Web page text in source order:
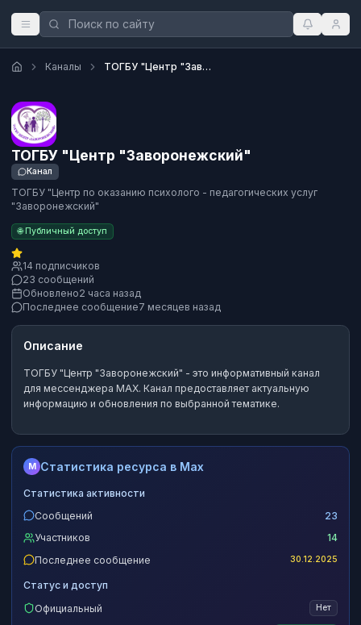
Каналы ТОГБУ "Центр "Заворонежский"
ТОГБУ "Центр "Заворонежский"
Канал
ТОГБУ "Центр по оказанию психолого - педагогических услуг
"Заворонежский"
🌐 Публичный доступ
14 подписчиков
23 сообщений
Обновлено2 часа назад
Последнее сообщение7 месяцев назад
Описание
ТОГБУ "Центр "Заворонежский" - это информативный канал
для мессенджера MAX. Канал предоставляет актуальную
информацию и обновления по выбранной тематике.
M Статистика ресурса в Max
Статистика активности
Сообщений
23
Участников
14
Последнее сообщение
30.12.2025
Статус и доступ
Официальный
Нет